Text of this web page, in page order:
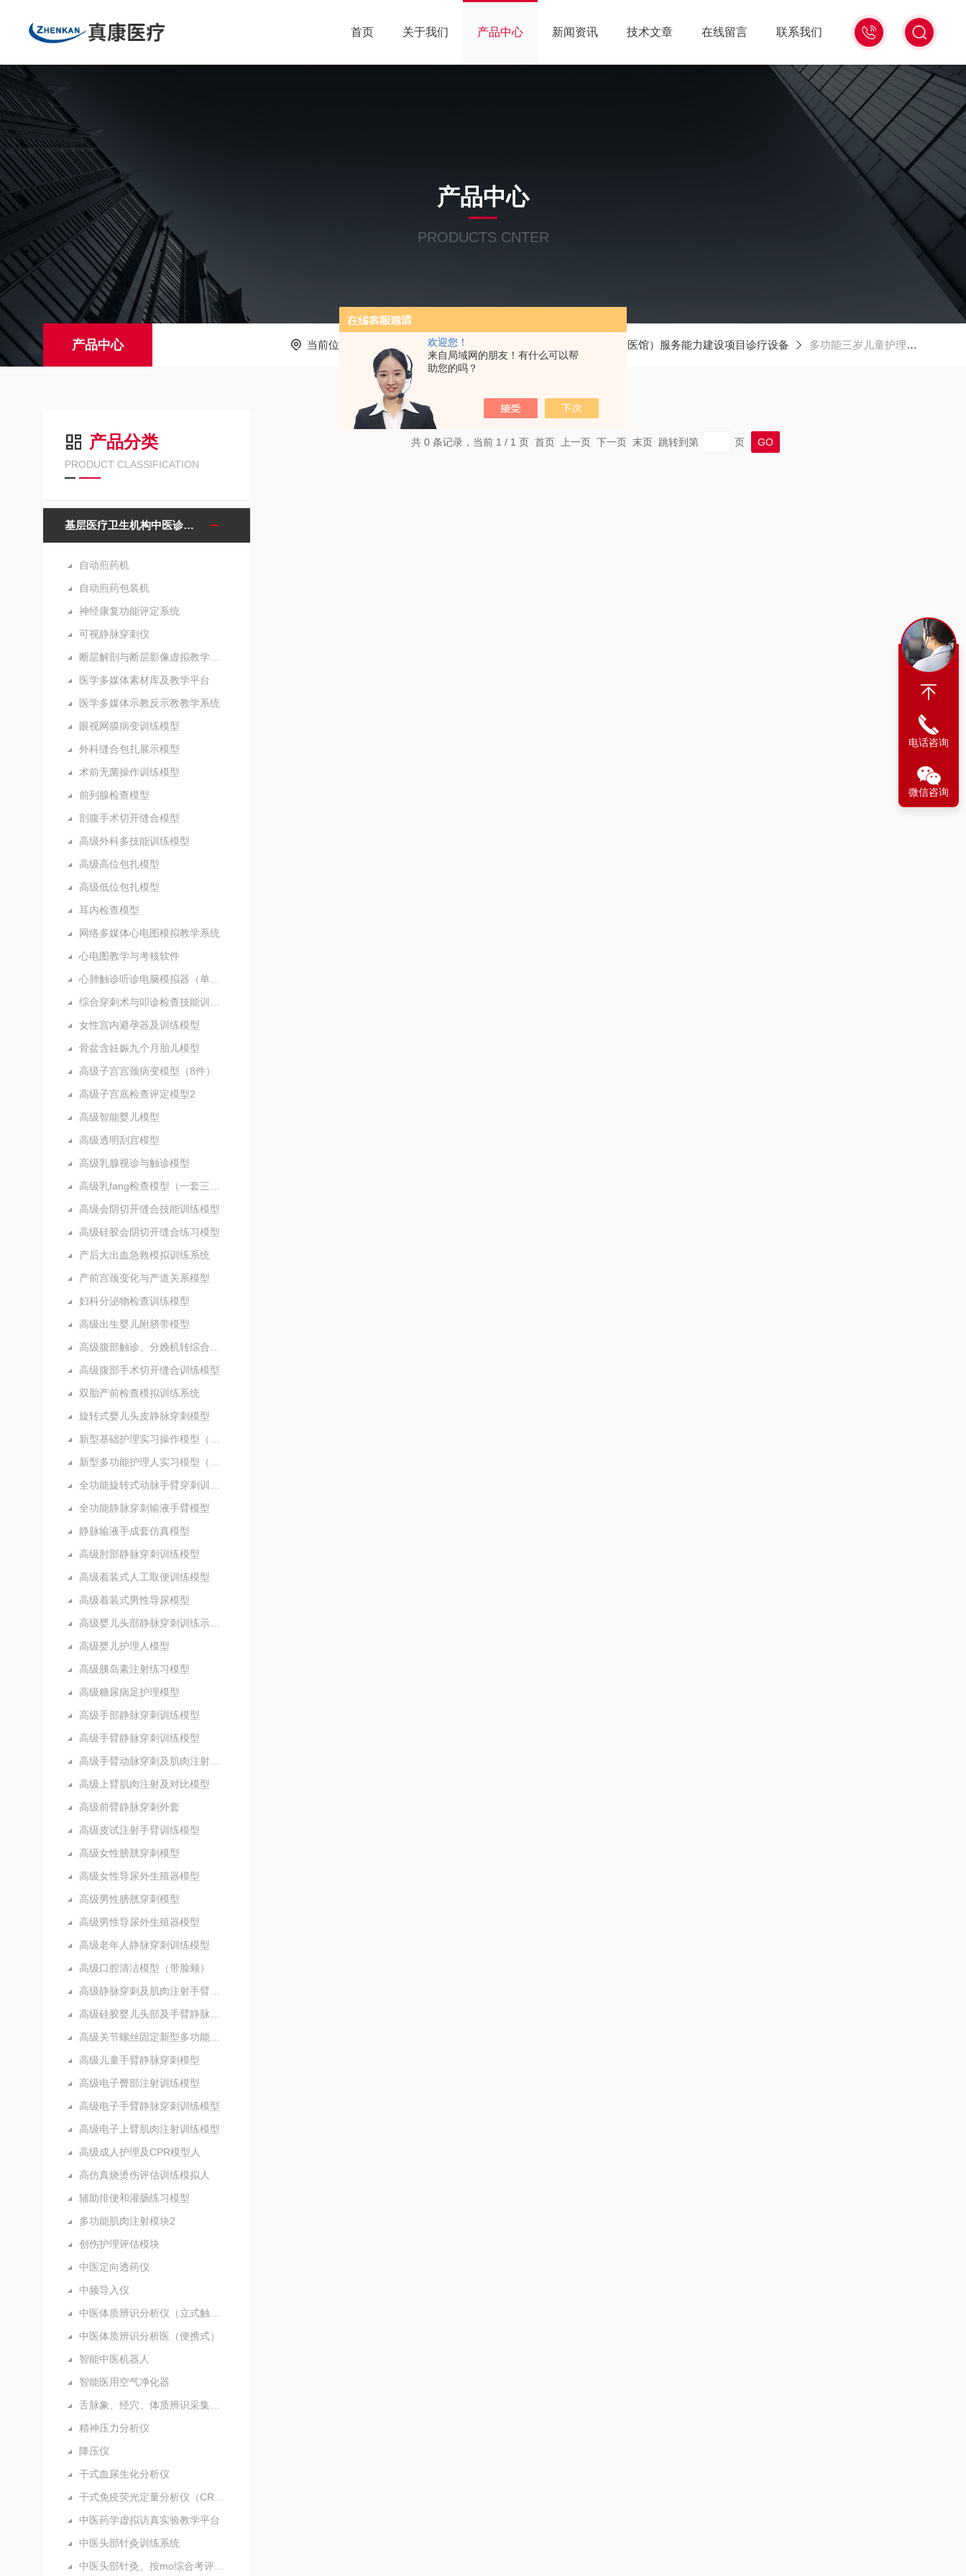
欢迎您！
来自局域网的朋友！有什么可以帮
助您的吗？
021-
56528785
首页 关于我们 产品中心 新闻资讯 技术文章 在线留言 联系我们
产品中心
PRODUCTS CNTER
产品中心 当前位置： 产品中心 基层医疗卫生机构中医诊疗区（中医馆）服务能力建设项目诊疗设备 多功能三岁儿童护理模拟人
产品分类
PRODUCT CLASSIFICATION
基层医疗卫生机构中医诊疗区（中医馆）服务能力建设项目诊疗设备
自动煎药机
自动煎药包装机
神经康复功能评定系统
可视静脉穿刺仪
医学多媒体素材库及教学平台
医学多媒体示教反示教教学系统
眼视网膜病变训练模型
外科缝合包扎展示模型
术前无菌操作训练模型
前列腺检查模型
剖腹手术切开缝合模型
高级外科多技能训练模型
高级高位包扎模型
高级低位包扎模型
耳内检查模型
网络多媒体心电图模拟教学系统
心电图教学与考核软件
女性宫内避孕器及训练模型
骨盆含妊娠九个月胎儿模型
高级子宫宫颈病变模型（8件）
高级子宫底检查评定模型2
高级智能婴儿模型
高级透明刮宫模型
高级乳腺视诊与触诊模型
高级会阴切开缝合技能训练模型
高级硅胶会阴切开缝合练习模型
产后大出血急救模拟训练系统
产前宫颈变化与产道关系模型
妇科分泌物检查训练模型
高级出生婴儿附脐带模型
高级腹部手术切开缝合训练模型
双胎产前检查模拟训练系统
旋转式婴儿头皮静脉穿刺模型
全功能静脉穿刺输液手臂模型
静脉输液手成套仿真模型
高级肘部静脉穿刺训练模型
高级着装式人工取便训练模型
高级着装式男性导尿模型
高级婴儿护理人模型
高级胰岛素注射练习模型
高级糖尿病足护理模型
高级手部静脉穿刺训练模型
高级手臂静脉穿刺训练模型
高级上臂肌肉注射及对比模型
高级前臂静脉穿刺外套
高级皮试注射手臂训练模型
高级女性膀胱穿刺模型
高级女性导尿外生殖器模型
高级男性膀胱穿刺模型
高级男性导尿外生殖器模型
高级老年人静脉穿刺训练模型
高级口腔清洁模型（带脸颊）
高级儿童手臂静脉穿刺模型
高级电子臀部注射训练模型
高级电子手臂静脉穿刺训练模型
高级电子上臂肌肉注射训练模型
高级成人护理及CPR模型人
高仿真烧烫伤评估训练模拟人
辅助排便和灌肠练习模型
多功能肌肉注射模块2
创伤护理评估模块
中医定向透药仪
中频导入仪
中医体质辨识分析医（便携式）
智能中医机器人
智能医用空气净化器
精神压力分析仪
降压仪
干式血尿生化分析仪
中医药学虚拟访真实验教学平台
中医头部针灸训练系统
共 0 条记录，当前 1 / 1 页 首页 上一页 下一页 末页 跳转到第 页
电话咨询
微信咨询